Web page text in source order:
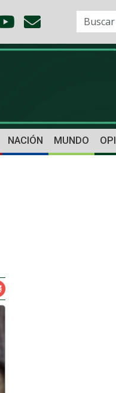
NACIÓN MUNDO